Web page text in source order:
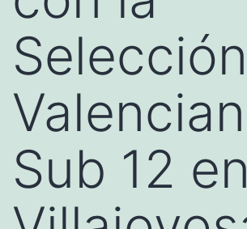
Selección
Sub 12 en